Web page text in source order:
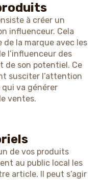
à créer un
influenceur. Cela
de la marque avec les
l’influenceur des
de son potentiel. Ce
susciter l’attention
qui va générer
ventes.
de vos produits
au public local les
article. Il peut s’agir